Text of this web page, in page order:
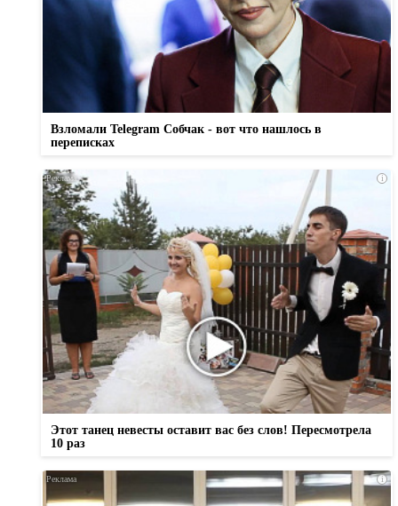
Взломали Telegram Собчак - вот что нашлось в
переписках
i
Этот танец невесты оставит вас без слов! Пересмотрела
10 раз
i